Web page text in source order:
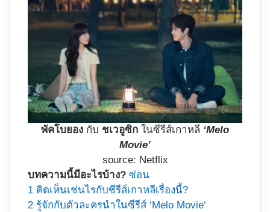
พัคโบยอง กับ ชเวอูซิก ในซีรีส์เกาหลี ‘Melo
Movie’
source: Netflix
บทความนี้มีอะไรบ้าง? ซ่อน
1 คิดเห็นเช่นไรกับซีรีส์เกาหลีเรื่องนี้?
2 รู้จักกับตัวละครนำในซีรีส์ ‘Melo Movie‘